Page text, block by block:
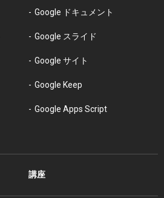
Google ドキュメント
Google スライド
Google サイト
Google Keep
Google Apps Script
講座